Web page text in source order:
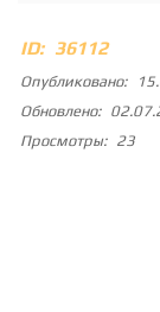
ID: 36112
Опубликовано:
Обновлено:
Просмотры: 23